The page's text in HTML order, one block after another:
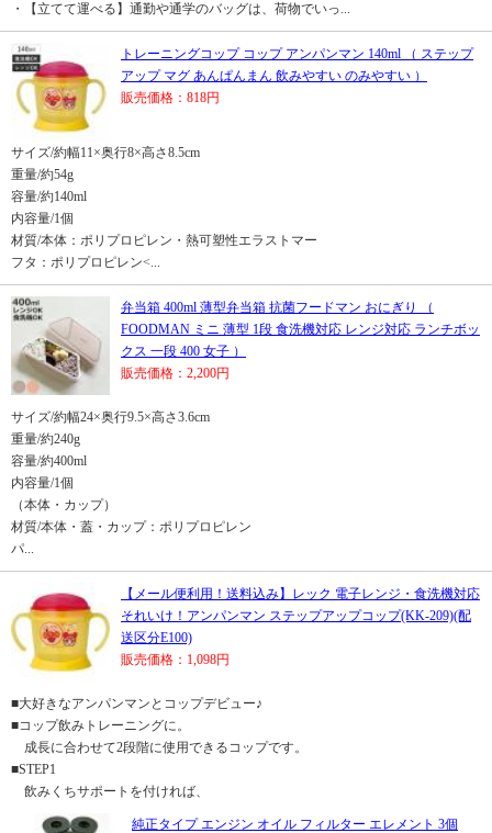
・【立てて運べる】通勤や通学のバッグは、荷物でいっ...
トレーニングコップ コップ アンパンマン 140ml （ ステップ
アップ マグ あんぱんまん 飲みやすい のみやすい ）
販売価格：818円
サイズ/約幅11×奥行8×高さ8.5cm
重量/約54g
容量/約140ml
内容量/1個
材質/本体：ポリプロピレン・熱可塑性エラストマー
フタ：ポリプロピレン<...
弁当箱 400ml 薄型弁当箱 抗菌フードマン おにぎり （
FOODMAN ミニ 薄型 1段 食洗機対応 レンジ対応 ランチボッ
クス 一段 400 女子 ）
販売価格：2,200円
サイズ/約幅24×奥行9.5×高さ3.6cm
重量/約240g
容量/約400ml
内容量/1個
（本体・カップ）
材質/本体・蓋・カップ：ポリプロピレン
パ...
【メール便利用！送料込み】レック 電子レンジ・食洗機対応
それいけ！アンパンマン ステップアップコップ(KK-209)(配
送区分E100)
販売価格：1,098円
■大好きなアンパンマンとコップデビュー♪
■コップ飲みトレーニングに。
成長に合わせて2段階に使用できるコップです。
■STEP1
飲みくちサポートを付ければ、
純正タイプ エンジン オイル フィルター エレメント 3個